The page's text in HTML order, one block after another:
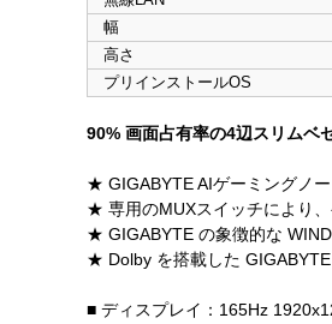
幅
高さ
プリインストールOS
90% 画面占有率の4辺スリムベ
★ GIGABYTE AIゲーミングノ
★ 専用のMUXスイッチにより
★ GIGABYTE の象徴的な
★ Dolby を搭載した
■ ディスプレイ：165Hz